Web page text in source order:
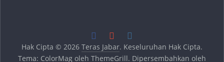
Hak Cipta © 2026 Teras Jabar. Keseluruhan Hak Cipta.
Tema: ColorMagoleh ThemeGrill. Dipersembahkan oleh